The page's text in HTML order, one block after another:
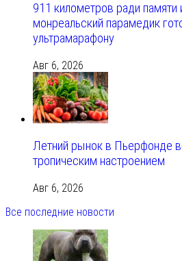
911 километров ради
монреальский парамедик
ультрамарафону
Авг 6, 2026
Летний рынок в Пьерфонде
тропическим настроением
Авг 6, 2026
Все последние новости